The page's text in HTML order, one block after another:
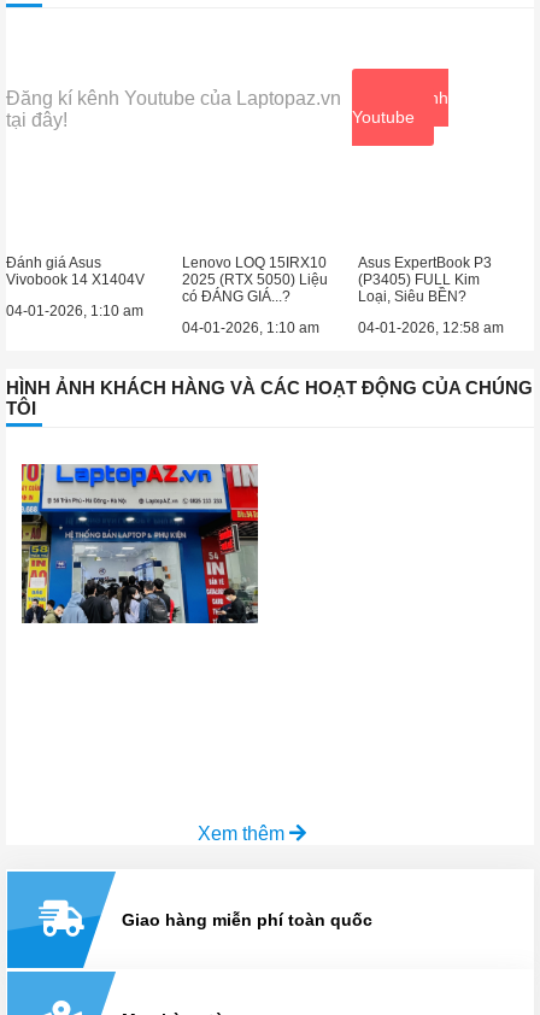
Đăng kí kênh Youtube của Laptopaz.vn
tại đây!
Xem kênh
Youtube
Đánh giá Asus
Vivobook 14 X1404V
04-01-2026, 1:10 am
Lenovo LOQ 15IRX10
2025 (RTX 5050) Liệu
có ĐÁNG GIÁ...?
04-01-2026, 1:10 am
Asus ExpertBook P3
(P3405) FULL Kim
Loại, Siêu BỀN?
04-01-2026, 12:58 am
HÌNH ẢNH KHÁCH HÀNG VÀ CÁC HOẠT ĐỘNG CỦA CHÚNG
TÔI